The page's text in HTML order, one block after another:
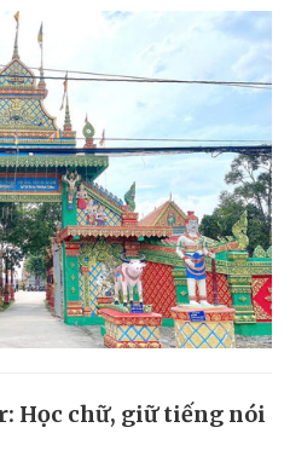
Học chữ, giữ tiếng nói